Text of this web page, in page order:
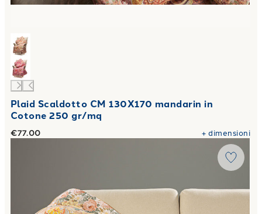
Plaid Scaldotto CM 130X170 mandarin in
Cotone 250 gr/mq
€77.00 +dimensioni
Plaid Scaldotto CM 130X170 flora in Cotone